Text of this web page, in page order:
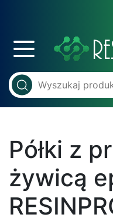
Półki z
żywicą